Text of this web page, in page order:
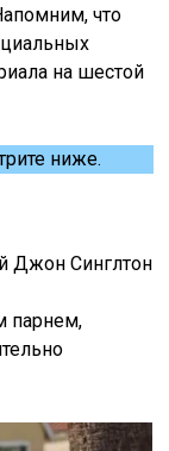
что
на шестой
ниже.
Джон Синглтон
парнем,